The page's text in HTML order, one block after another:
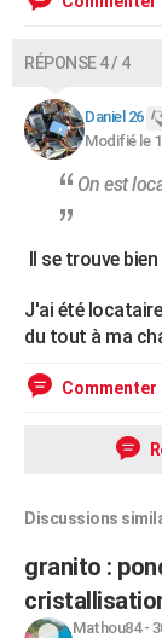
RÉPONSE 4 / 4
Daniel 26
Modifié le
On est
Il se trouve
J'ai été
du tout à ma
Commenter
Discussions
granito :
Mathou84-